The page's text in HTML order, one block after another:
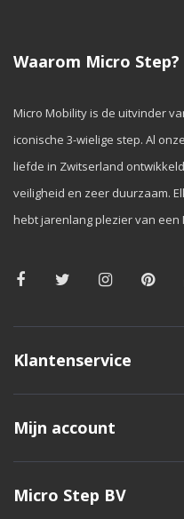
Waarom Micro Step?
Micro Mobility is de uitvinder
iconische 3-wielige step. Al
liefde in Zwitserland
veiligheid en zeer duurzaam.
hebt jarenlang plezier van een
Klantenservice
Mijn account
Micro Step BV